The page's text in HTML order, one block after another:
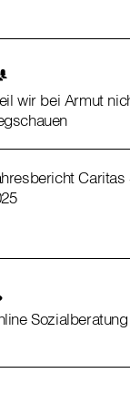
wir bei Armut
Caritas
Sozialberatung